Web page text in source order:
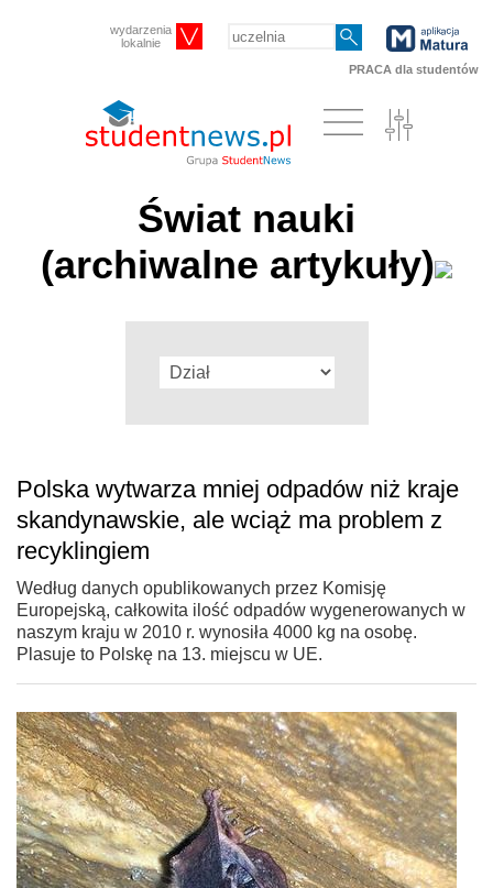
wydarzenia
lokalnie
PRACA dla studentów
Świat nauki
(archiwalne artykuły)
Polska wytwarza mniej odpadów niż kraje
skandynawskie, ale wciąż ma problem z
recyklingiem
Według danych opublikowanych przez Komisję
Europejską, całkowita ilość odpadów wygenerowanych w
naszym kraju w 2010 r. wynosiła 4000 kg na osobę.
Plasuje to Polskę na 13. miejscu w UE.